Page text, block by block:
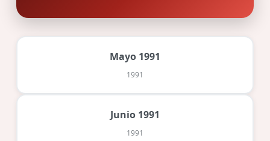
Mayo 1991
1991
Junio 1991
1991